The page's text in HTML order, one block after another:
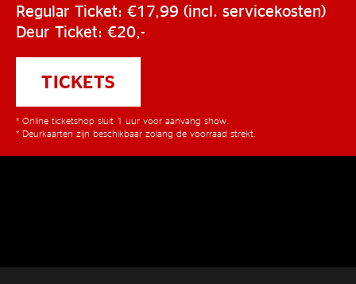
Regular Ticket: €17,99 (incl. servicekosten)
Deur Ticket: €20,-
TICKETS
* Online ticketshop sluit 1 uur voor aanvang show.
* Deurkaarten zijn beschikbaar zolang de voorraad strekt.